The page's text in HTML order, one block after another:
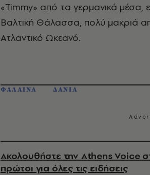
«Timmy» από τα γερμανικά μέσα,
Βαλτική Θάλασσα, πολύ μακριά
Ατλαντικό Ωκεανό.
ΦΑΛΑΙΝΑ ΔΑΝΙΑ
Ακολουθήστε την Athens Voice
πρώτοι για όλες τις ειδήσεις